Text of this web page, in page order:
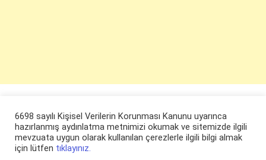
6698 sayılı Kişisel Verilerin Korunması Kanunu uyarınca
hazırlanmış aydınlatma metnimizi okumak ve sitemizde ilgili
mevzuata uygun olarak kullanılan çerezlerle ilgili bilgi almak
için lütfen tıklayınız.